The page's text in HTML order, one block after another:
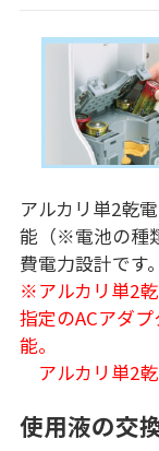
アルカリ単2乾
能（※電池の種
費電力設計です。
※アルカリ単2
指定のACアダ
能。
アルカリ単2乾
使用液の交